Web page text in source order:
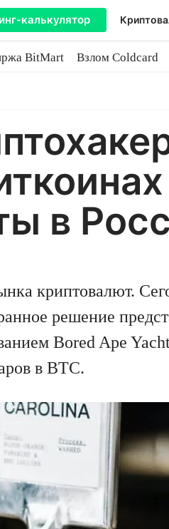
калькулятор
BitMart Взлом Coldcard
в
криптовалют.
решение
Bored Ape
в BTC.